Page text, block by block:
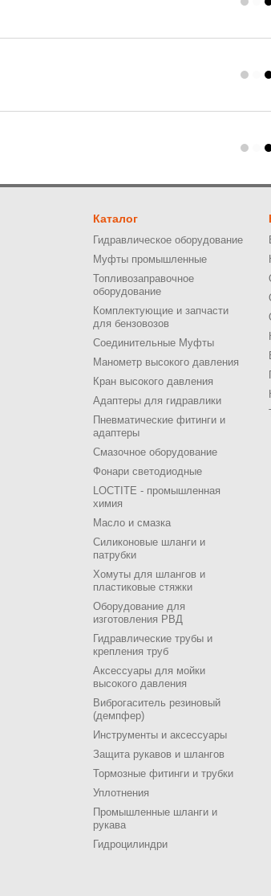
Каталог
Гидравлическое оборудование
Муфты промышленные
Топливозаправочное
оборудование
Комплектующие и запчасти
для бензовозов
Соединительные Муфты
Манометр высокого давления
Кран высокого давления
Адаптеры для гидравлики
Пневматические фитинги и
адаптеры
Смазочное оборудование
Фонари светодиодные
LOCTITE - промышленная
химия
Масло и смазка
Силиконовые шланги и
патрубки
Хомуты для шлангов и
пластиковые стяжки
Оборудование для
изготовления РВД
Гидравлические трубы и
крепления труб
Аксессуары для мойки
высокого давления
Виброгаситель резиновый
(демпфер)
Инструменты и аксессуары
Защита рукавов и шлангов
Тормозные фитинги и трубки
Уплотнения
Промышленные шланги и
рукава
Гидроцилиндри